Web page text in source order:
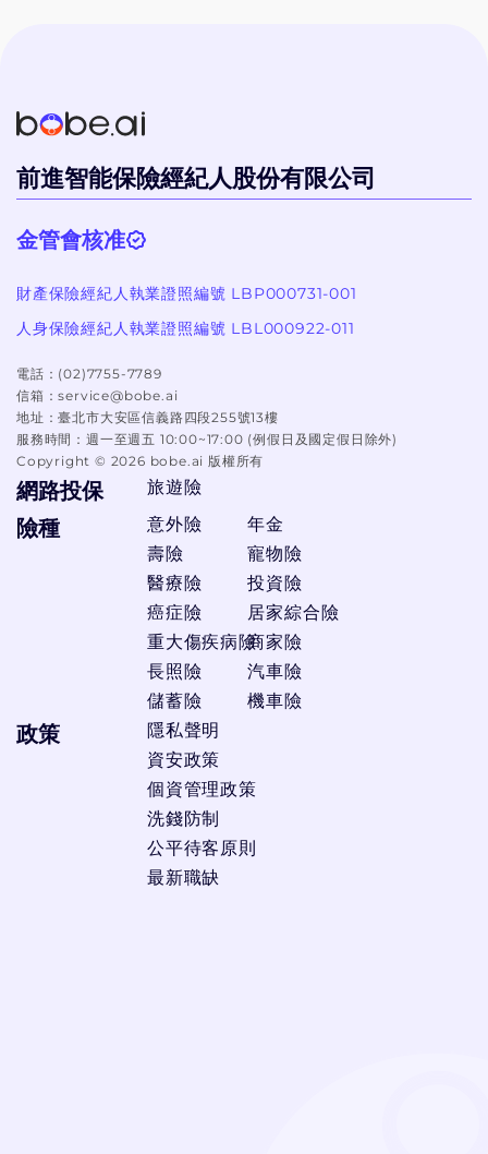
前進智能保險經紀人股份有限公司
金管會核准
財產保險經紀人執業證照編號 LBP000731-001
人身保險經紀人執業證照編號 LBL000922-011
電話： (02)7755-7789
信箱：service@bobe.ai
地址：臺北市大安區信義路四段255號13樓
服務時間： 週一至週五 10:00~17:00 (例假日及國定假日除外)
Copyright © 2026 bobe.ai 版權所有
網路投保 旅遊險
險種
意外險
壽險
醫療險
癌症險
重大傷疾病險
長照險
儲蓄險
年金
寵物險
投資險
居家綜合險
商家險
汽車險
機車險
政策
隱私聲明
資安政策
個資管理政策
洗錢防制
公平待客原則
最新職缺